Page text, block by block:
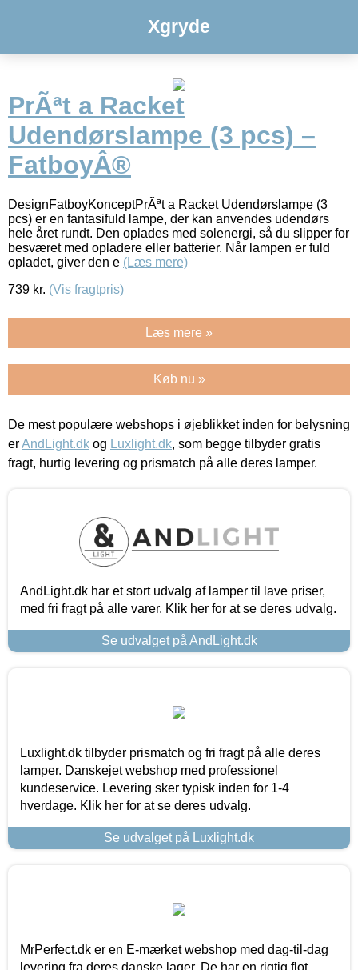
Xgryde
PrÃªt a Racket
Udendørslampe (3 pcs) –
FatboyÂ®
DesignFatboyKonceptPrÃªt a Racket Udendørslampe (3
pcs) er en fantasifuld lampe, der kan anvendes udendørs
hele året rundt. Den oplades med solenergi, så du slipper for
besværet med opladere eller batterier. Når lampen er fuld
opladet, giver den e (Læs mere)
739 kr. (Vis fragtpris)
Læs mere »
Køb nu »
De mest populære webshops i øjeblikket inden for belysning
erAndLight.dk og Luxlight.dk, som begge tilbyder gratis
fragt, hurtig levering og prismatch på alle deres lamper.
AndLight.dk har et stort udvalg af lamper til lave priser,
med fri fragt på alle varer. Klik her for at se deres udvalg.
Se udvalget på AndLight.dk
Luxlight.dk tilbyder prismatch og fri fragt på alle deres
lamper. Danskejet webshop med professionel
kundeservice. Levering sker typisk inden for 1-4
hverdage. Klik her for at se deres udvalg.
Se udvalget på Luxlight.dk
MrPerfect.dk er en E-mærket webshop med dag-til-dag
levering fra deres danske lager. De har en rigtig flot